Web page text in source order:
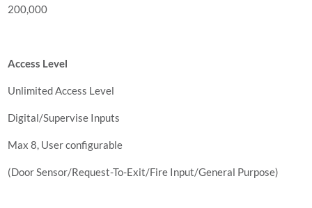
200,000
Access Level
Unlimited Access Level
Digital/Supervise Inputs
Max 8, User configurable
(Door Sensor/Request-To-Exit/Fire Input/General Purpose)